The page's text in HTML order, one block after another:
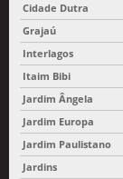
Cidade Dutra
Grajaú
Interlagos
Itaim Bibi
Jardim Ângela
Jardim Europa
Jardim Paulistano
Jardins